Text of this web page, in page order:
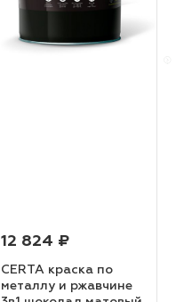
12 824 ₽
CERTA краска по
металлу и ржавчине